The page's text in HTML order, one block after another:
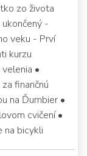
zo života
-
veku - Prví
kurzu
•
finančnú
na Ďumbier •
cvičení •
na bicykli